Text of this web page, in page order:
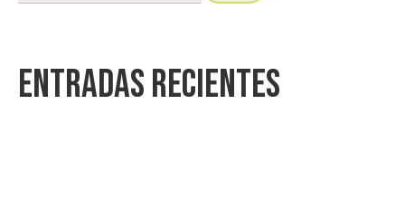
Entradas recientes